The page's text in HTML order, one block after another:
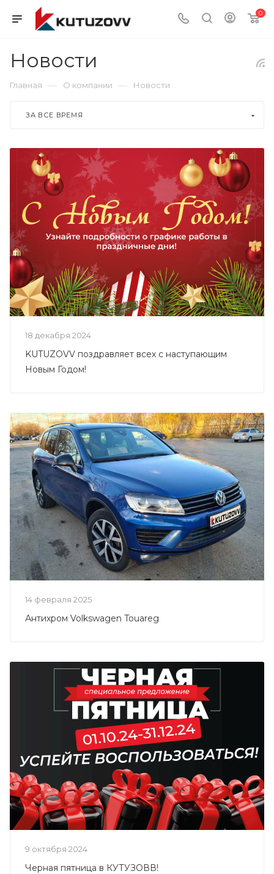
0
Новости
Главная — О компании — Новости
ЗА ВСЕ ВРЕМЯ
18 декабря 2024
KUTUZOVV поздравляет всех с наступающим
Новым Годом!
14 февраля 2025
Антихром Volkswagen Touareg
9 октября 2024
Черная пятница в КУТУЗОВВ!